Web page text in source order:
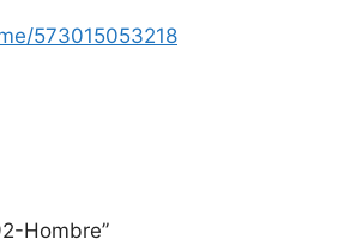
573015053218
Hombre”